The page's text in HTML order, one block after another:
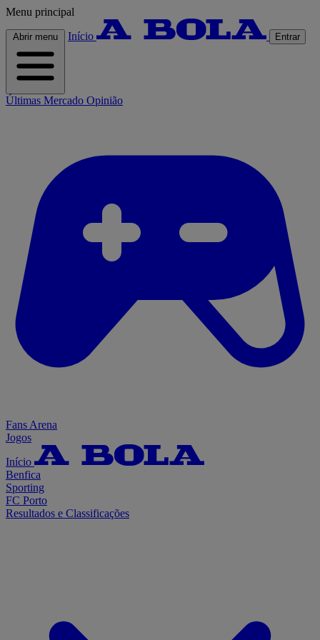
Menu principal
Abrir menu Início Entrar
Últimas Mercado Opinião
Fans Arena
Jogos
Início
Benfica
Sporting
FC Porto
Resultados e Classificações